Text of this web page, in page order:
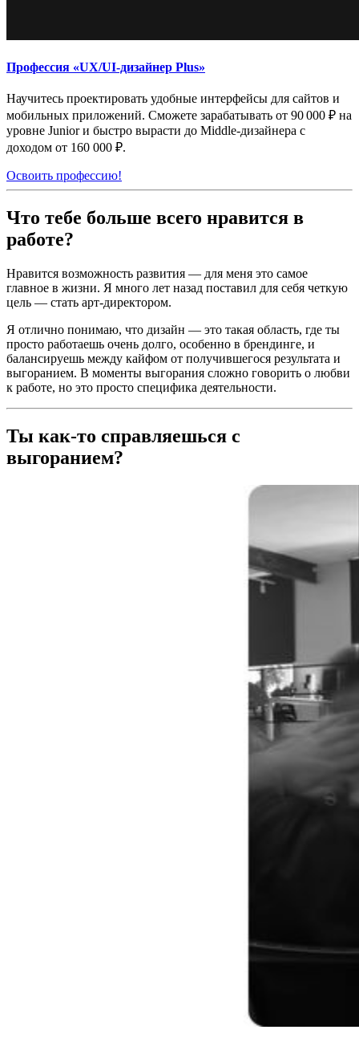
Профессия «UX/UI-дизайнер Plus»
Научитесь проектировать удобные интерфейсы для сайтов и
мобильных приложений. Сможете зарабатывать от 90 000 ₽ на
уровне Junior и быстро вырасти до Middle-дизайнера с
доходом от 160 000 ₽.
Освоить профессию!
Что тебе больше всего нравится в
работе?
Нравится возможность развития — для меня это самое
главное в жизни. Я много лет назад поставил для себя четкую
цель — стать арт-директором.
Я отлично понимаю, что дизайн — это такая область, где ты
просто работаешь очень долго, особенно в брендинге, и
балансируешь между кайфом от получившегося результата и
выгоранием. В моменты выгорания сложно говорить о любви
к работе, но это просто специфика деятельности.
Ты как-то справляешься с
выгоранием?